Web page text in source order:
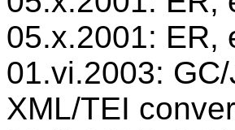
05.x.2001: ER,
01.vi.2003:
XML/TEI